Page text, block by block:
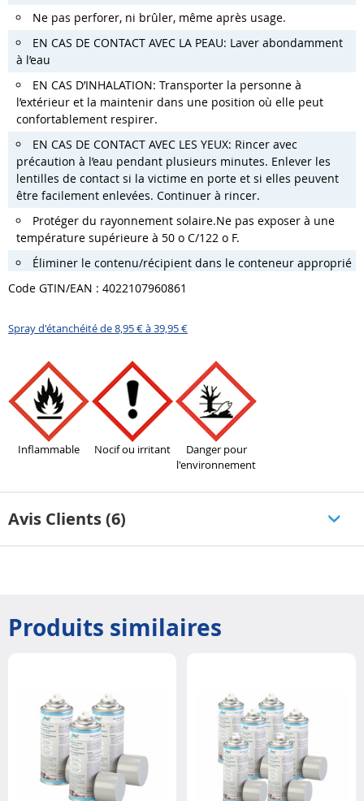
Ne pas perforer, ni brûler, même après usage.
EN CAS DE CONTACT AVEC LA PEAU: Laver abondamment
à l’eau
EN CAS D’INHALATION: Transporter la personne à
l’extérieur et la maintenir dans une position où elle peut
confortablement respirer.
EN CAS DE CONTACT AVEC LES YEUX: Rincer avec
précaution à l’eau pendant plusieurs minutes. Enlever les
lentilles de contact si la victime en porte et si elles peuvent
être facilement enlevées. Continuer à rincer.
Protéger du rayonnement solaire.Ne pas exposer à une
température supérieure à 50 o C/122 o F.
Éliminer le contenu/récipient dans le conteneur approprié
Code GTIN/EAN : 4022107960861
Spray d'étanchéité de 8,95 € à 39,95 €
Inflammable Nocif ou irritant
Danger pour
l'environnement
Avis Clients (6)
Produits similaires